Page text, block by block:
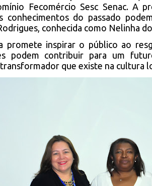
Fecomércio Sesc Senac. A
conhecimentos do passado
conhecida como Nelinha
promete inspirar o público ao
podem contribuir para um
que existe na cultura